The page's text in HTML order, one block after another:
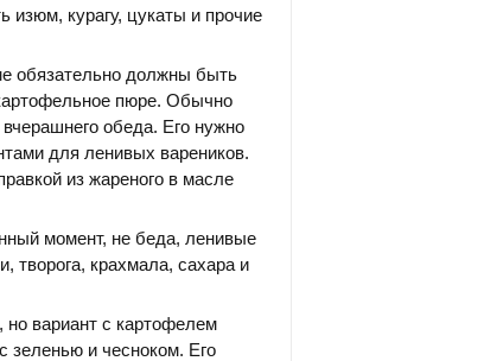
изюм, курагу, цукаты и прочие
обязательно должны быть
пюре. Обычно
обеда. Его нужно
для ленивых вареников.
из жареного в масле
момент, не беда, ленивые
творога, крахмала, сахара и
вариант с картофелем
зеленью и чесноком. Его